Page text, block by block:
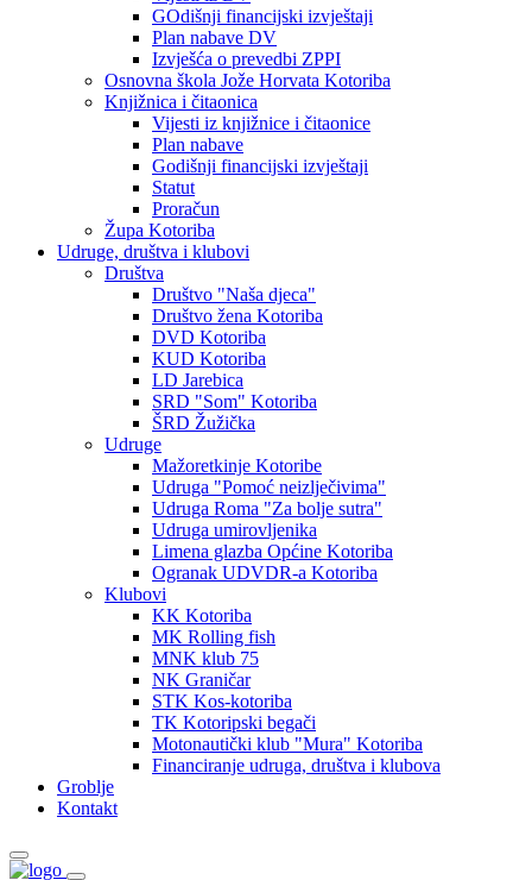
GOdišnji financijski izvještaji
Plan nabave DV
Izvješća o prevedbi ZPPI
Osnovna škola Jože Horvata Kotoriba
Knjižnica i čitaonica
Vijesti iz knjižnice i čitaonice
Plan nabave
Godišnji financijski izvještaji
Statut
Proračun
Župa Kotoriba
Udruge, društva i klubovi
Društva
Društvo "Naša djeca"
Društvo žena Kotoriba
DVD Kotoriba
KUD Kotoriba
LD Jarebica
SRD "Som" Kotoriba
ŠRD Žužička
Udruge
Mažoretkinje Kotoribe
Udruga "Pomoć neizlječivima"
Udruga Roma "Za bolje sutra"
Udruga umirovljenika
Limena glazba Općine Kotoriba
Ogranak UDVDR-a Kotoriba
Klubovi
KK Kotoriba
MK Rolling fish
MNK klub 75
NK Graničar
STK Kos-kotoriba
TK Kotoripski begači
Motonautički klub "Mura" Kotoriba
Financiranje udruga, društva i klubova
Groblje
Kontakt